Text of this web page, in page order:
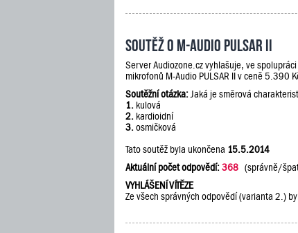
Soutěž o M-Audio PULSAR II
Server Audiozone.cz vyhlašuje, ve
mikrofonů M-Audio PULSAR II v ceně 5.390
Soutěžní otázka: Jaká je směrová
1. kulová
2. kardioidní
3. osmičková
Tato soutěž byla ukončena 15.5.2014
Aktuální počet odpovědí:368 (správně/
VYHLÁŠENÍ VÍTĚZE
Ze všech správných odpovědí (varianta 2.)